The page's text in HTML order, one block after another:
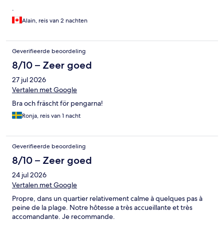
.
Alain, reis van 2 nachten
Geverifieerde beoordeling
8/10 – Zeer goed
27 jul 2026
Vertalen met Google
Bra och fräscht för pengarna!
Ronja, reis van 1 nacht
Geverifieerde beoordeling
8/10 – Zeer goed
24 jul 2026
Vertalen met Google
Propre, dans un quartier relativement calme à quelques pas à
peine de la plage. Notre hôtesse a très accueillante et très
accomandante. Je recommande.